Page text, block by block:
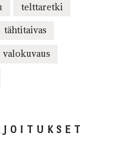
telttaretki
tähtitaivas
valokuvaus